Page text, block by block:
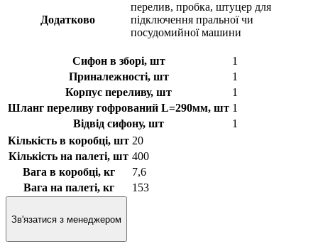
Додатково
перелив, пробка, штуцер для
підключення пральної чи
посудомийної машини
Сифон в зборі, шт
1
Приналежності, шт
1
Корпус переливу, шт
1
Шланг переливу гофрований L=290мм, шт 1
Відвід сифону, шт
1
Кількість в коробці, шт 20
Кількість на палеті, шт 400
Вага в коробці, кг
7,6
Вага на палеті, кг
153
Зв'язатися з менеджером